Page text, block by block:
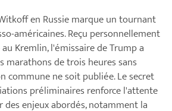
en Russie marque un tournant
américaines. Reçu personnellement
Kremlin, l'émissaire de Trump a
marathons de trois heures sans
commune ne soit publiée. Le secret
préliminaires renforce l'attente
enjeux abordés, notamment la